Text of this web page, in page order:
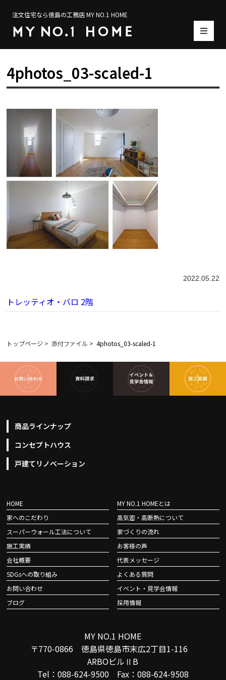
注文住宅なら徳島の工務店 MY NO.1 HOME
4photos_03-scaled-1
2022.05.22
トレッティオ・バロ 2階
トップページ > 添付ファイル > 4photos_03-scaled-1
商品ラインナップ
コンセプトハウス
戸建てリノベーション
HOME
MY NO.1 HOMEとは
家へのこだわり
高気密・高断熱について
スーパーウォール工法について
家づくりの流れ
施工実績
お客様の声
会社概要
代表メッセージ
SDGsへの取り組み
よくある質問
お問い合わせ
イベント・見学会情報
ブログ
採用情報
MY NO.1 HOME
〒770-0866 徳島県徳島市末広2丁目1-116
ARBOビルⅡB
Tel：088-624-9500 Fax：088-624-9508